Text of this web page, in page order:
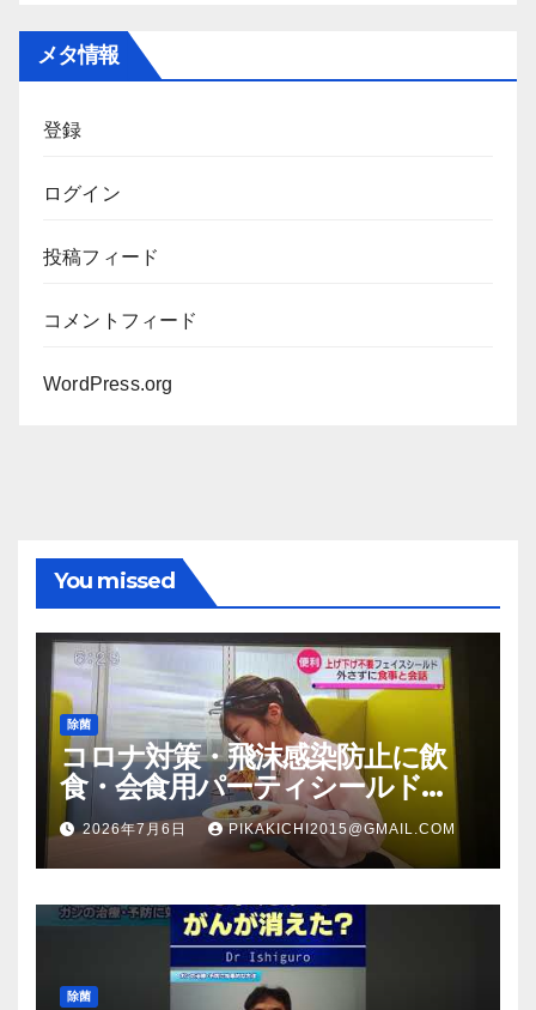
メタ情報
登録
ログイン
投稿フィード
コメントフィード
WordPress.org
You missed
除菌
コロナ対策・飛沫感染防止に飲
食・会食用パーティシールド
（マスク会食代替品）ＦＢＣ福井
放送のＴＶ番組での紹介映像
2026年7月6日 PIKAKICHI2015@GMAIL.COM
除菌